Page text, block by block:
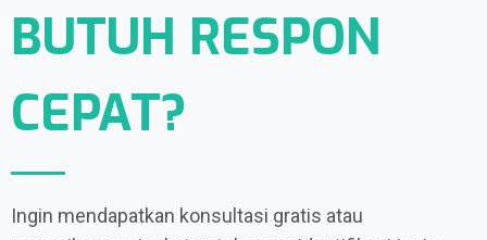
BUTUH RESPON
CEPAT?
Ingin mendapatkan konsultasi gratis atau